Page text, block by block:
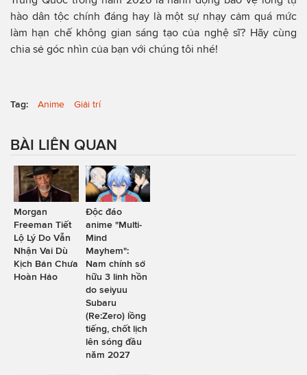
hào dân tộc chính đáng hay là một sự nhạy cảm quá mức
làm hạn chế không gian sáng tạo của nghệ sĩ? Hãy cùng
chia sẻ góc nhìn của bạn với chúng tôi nhé!
Tag: Anime Giải trí
BÀI LIÊN QUAN
Morgan
Freeman Tiết
Lộ Lý Do Vẫn
Nhận Vai Dù
Kịch Bản Chưa
Hoàn Hảo
Độc đáo
anime "Multi-
Mind
Mayhem":
Nam chính sở
hữu 3 linh hồn
do seiyuu
Subaru
(Re:Zero) lồng
tiếng, chốt lịch
lên sóng đầu
năm 2027